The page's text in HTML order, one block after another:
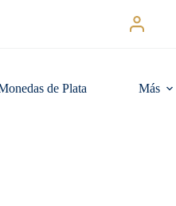
de Plata Más